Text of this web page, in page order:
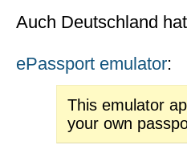
Auch Deutschland
ePassport emulator:
This emulator
your own